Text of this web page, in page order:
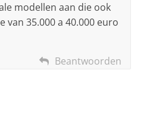
modellen aan die ook
van 35.000 a 40.000 euro
Beantwoorden